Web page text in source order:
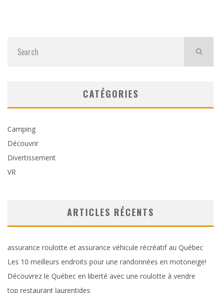
CATÉGORIES
Camping
Découvrir
Divertissement
VR
ARTICLES RÉCENTS
assurance roulotte et assurance véhicule récréatif au Québec
Les 10 meilleurs endroits pour une randonnées en motoneige!
Découvrez le Québec en liberté avec une roulotte à vendre
top restaurant laurentides